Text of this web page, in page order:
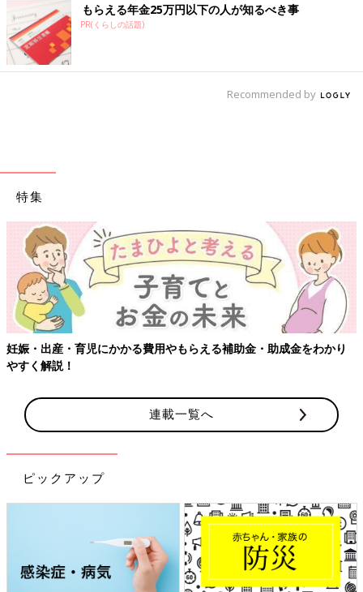
もらえる年金25万円以下の人が知るべき事
PR(くらしの話題)
Recommended by
特集
妊娠・出産・育児にかかる費用やもらえる補助金・助成金をわかり
やすく解説！
連載一覧へ
ピックアップ